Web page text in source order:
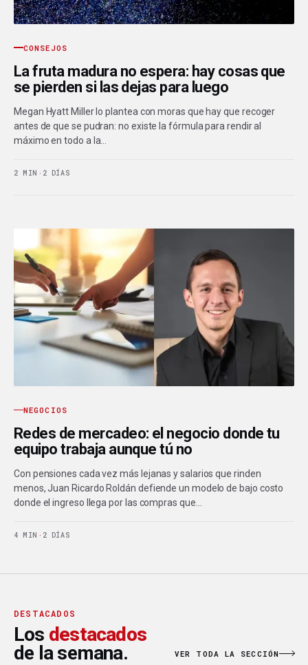
CONSEJOS
La fruta madura no espera: hay cosas que
se pierden si las dejas para luego
Megan Hyatt Miller lo plantea con moras que hay que recoger
antes de que se pudran: no existe la fórmula para rendir al
máximo en todo a la…
2 MIN · 2 DÍAS
NEGOCIOS
Redes de mercadeo: el negocio donde tu
equipo trabaja aunque tú no
Con pensiones cada vez más lejanas y salarios que rinden
menos, Juan Ricardo Roldán defiende un modelo de bajo costo
donde el ingreso llega por las compras que…
4 MIN · 2 DÍAS
DESTACADOS
Los destacados
de la semana.
VER TODA LA SECCIÓN